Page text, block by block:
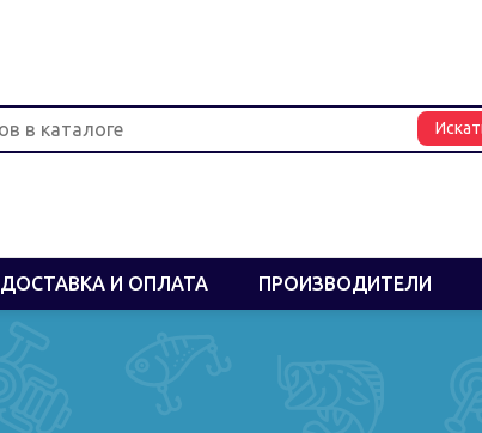
ДОСТАВКА И ОПЛАТА ПРОИЗВОДИТЕЛИ